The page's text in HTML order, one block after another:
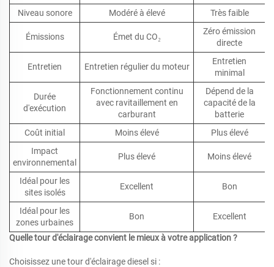
Niveau sonore Modéré à élevé Très faible
Émissions Émet du CO₂
Zéro émission
directe
Entretien Entretien régulier du moteur
Entretien
minimal
Durée
d'exécution
Fonctionnement continu
avec ravitaillement en
carburant
Dépend de la
capacité de la
batterie
Coût initial
Moins élevé
Plus élevé
Impact
environnemental
Plus élevé Moins élevé
Idéal pour les
sites isolés
Excellent Bon
Idéal pour les
zones urbaines
Bon Excellent
Quelle tour d'éclairage convient le mieux à votre application ?
Choisissez une tour d'éclairage diesel si :